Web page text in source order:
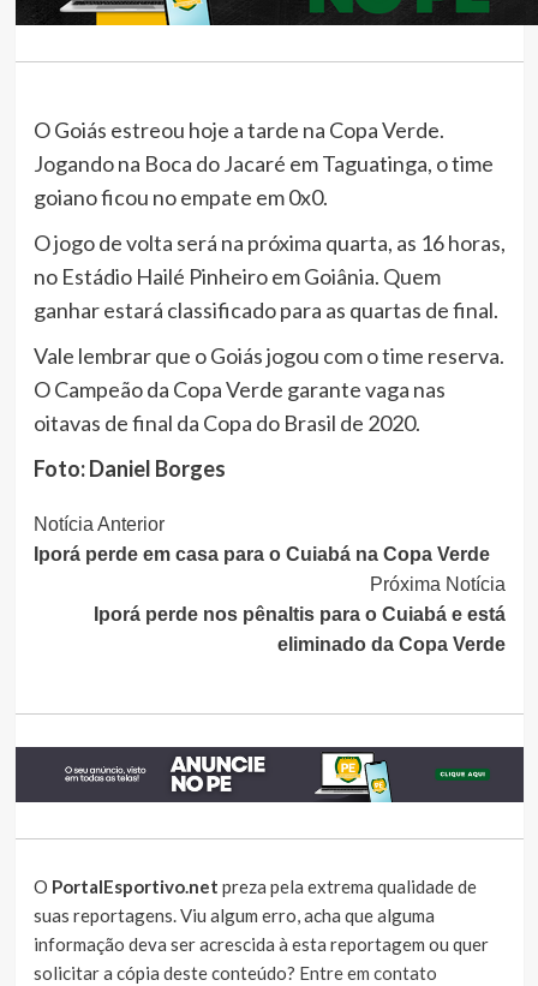
O Goiás estreou hoje a tarde na Copa Verde.
Jogando na Boca do Jacaré em Taguatinga, o time
goiano ficou no empate em 0x0.
O jogo de volta será na próxima quarta, as 16 horas,
no Estádio Hailé Pinheiro em Goiânia. Quem
ganhar estará classificado para as quartas de final.
Vale lembrar que o Goiás jogou com o time reserva.
O Campeão da Copa Verde garante vaga nas
oitavas de final da Copa do Brasil de 2020.
Foto: Daniel Borges
Continue
Lendo
Notícia Anterior
Iporá perde em casa para o Cuiabá na Copa Verde
Próxima Notícia
Iporá perde nos pênaltis para o Cuiabá e está
eliminado da Copa Verde
O PortalEsportivo.net preza pela extrema qualidade de
suas reportagens. Viu algum erro, acha que alguma
informação deva ser acrescida à esta reportagem ou quer
solicitar a cópia deste conteúdo? Entre em contato